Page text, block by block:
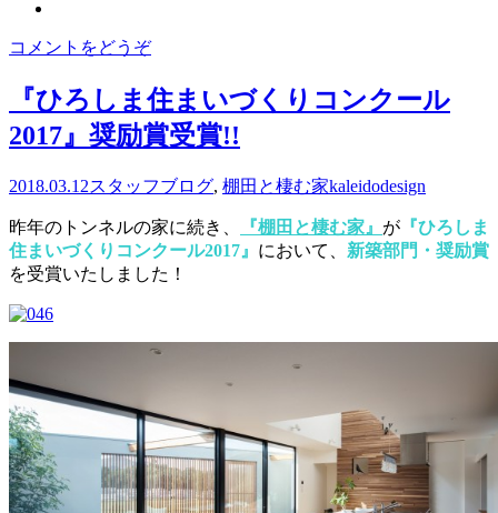
コメントをどうぞ
『ひろしま住まいづくりコンクール
2017』奨励賞受賞!!
2018.03.12スタッフブログ, 棚田と棲む家kaleidodesign
昨年のトンネルの家に続き、 『棚田と棲む家』 が 『ひろしま
住まいづくりコンクール2017』 において、 新築部門・奨励賞
を受賞いたしました！